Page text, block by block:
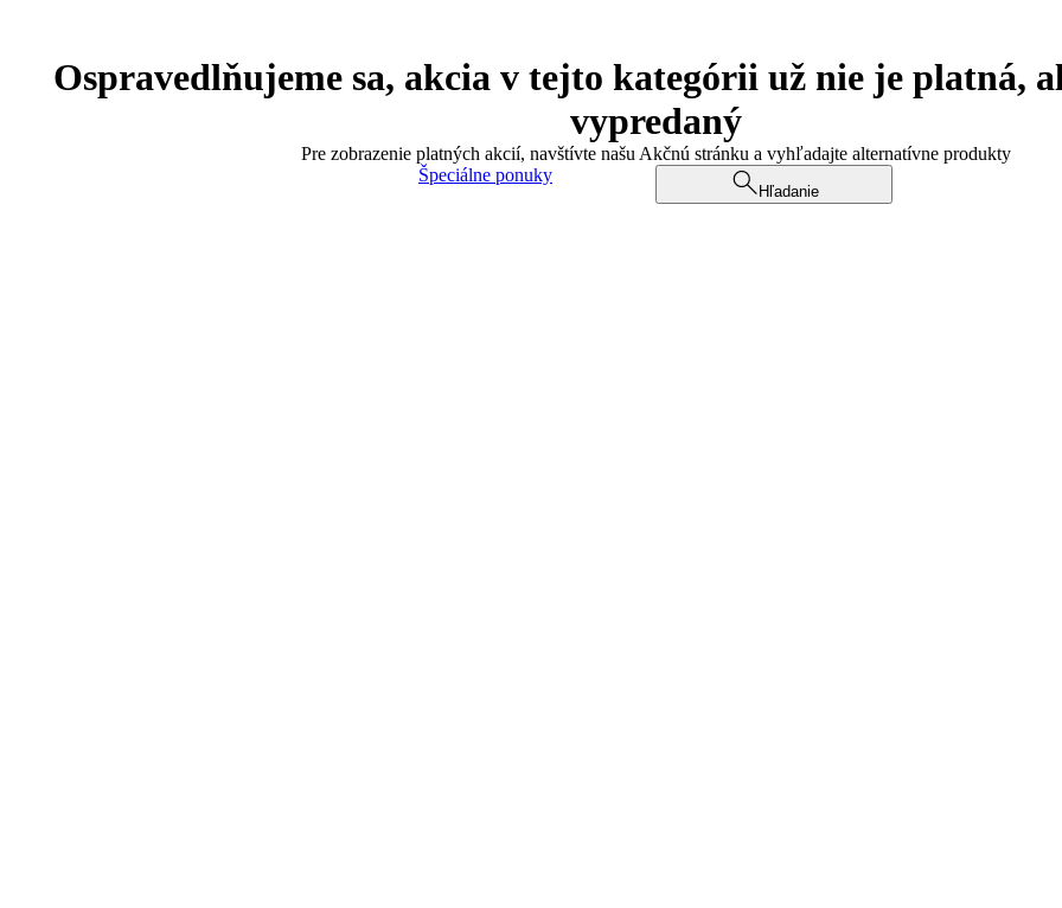
Ospravedlňujeme sa, akcia v tejto kategórii už nie je platná,
vypredaný
Pre zobrazenie platných akcií, navštívte našu Akčnú stránku a vyhľadajte alternatívne produkty
Špeciálne ponuky
Hľadanie